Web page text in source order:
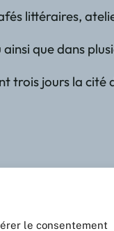
le consentement
littéraires,
que
jours la
le rôle
dialogue